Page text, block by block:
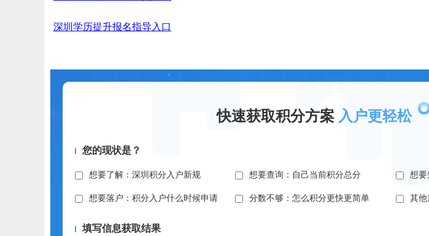
深圳学历提升报名指导入口
快速获取积分方案 入户更轻松
您的现状是？
想要了解：深圳积分入户新规 想要查询：自己当前积分总分 想要
想要落户：积分入户什么时候申请 分数不够：怎么积分更快更简单 其他
填写信息获取结果